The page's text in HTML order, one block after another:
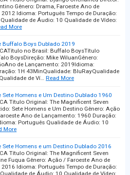
Gênero: Drama, Faroeste Ano de
Idioma: Português Tempo de Duração:
de Áudio: 10 Qualidade de Vídeo:
More
Buffalo Boys Dublado 2019
no Brasil: Buffalo BoysTítulo
BoysDireção: Mike WiluanGênero:
de Lançamento: 2019Idioma:
1H 43MinQualidade: BluRayQualidade
de Ví…
Read More
Sete Homens e Um Destino Dublado 1960
Título Original: The Magnificent Seven
Sete Homens e Um Destino Gênero: Ação
Ano de Lançamento: 1960 Duração:
Português Qualidade de Áudio: 10
More
Sete Homens e um Destino Dublado 2016
Título Original: The Magnificent Seven
Fuqua Gênero: Ação / Faroeste Ano de
Idioma: Português Tempo de Duração:
de Áudio: 10 Qualidade de Vídeo: